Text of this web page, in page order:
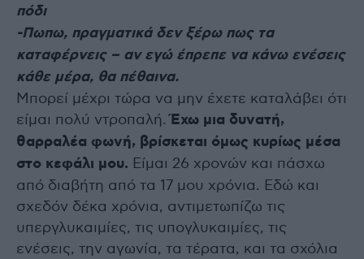
πόδι
-Πωπω, πραγματικά δεν ξέρω πως τα
καταφέρνεις – αν εγώ έπρεπε να κάνω ενέσεις
κάθε μέρα, θα πέθαινα.
Μπορεί μέχρι τώρα να μην έχετε καταλάβει ότι
είμαι πολύ ντροπαλή.Έχω μια δυνατή,
θαρραλέα φωνή, βρίσκεται όμως κυρίως μέσα
στο κεφάλι μου. Είμαι 26 χρονών και πάσχω
από διαβήτη από τα 17 μου χρόνια. Εδώ και
σχεδόν δέκα χρόνια, αντιμετωπίζω τις
υπεργλυκαιμίες, τις υπογλυκαιμίες, τις
ενέσεις, την αγωνία, τα τέρατα, και τα σχόλια